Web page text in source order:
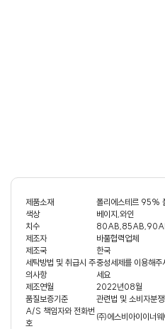
제품소재
폴리에스테르 95%
색상
베이지,와인
치수
제조자
바풀협력업체
제조국
한국
세탁방법 및 취급시 주
의사항
중성세제를 이용해
세요
제조연월
2022년08월
품질보증기준
관련법 및 소비자분
A/S 책임자와 전화번
호
㈜에스비아이이